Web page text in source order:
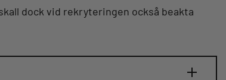
dock vid rekryteringen också beakta